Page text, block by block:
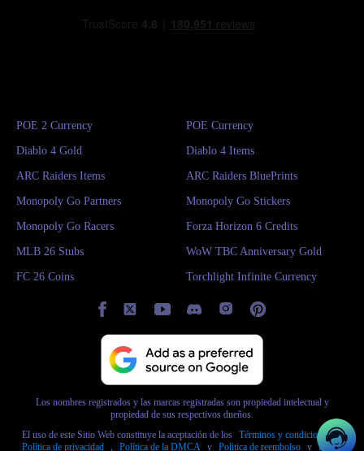
POE 2 Currency POE Currency
Diablo 4 Gold Diablo 4 Items
ARC Raiders Items ARC Raiders BluePrints
Monopoly Go Partners Monopoly Go Stickers
Monopoly Go Racers Forza Horizon 6 Credits
MLB 26 Stubs WoW TBC Anniversary Gold
FC 26 Coins Torchlight Infinite Currency
Los nombres registrados y las marcas registradas son propiedad intelectual y
propiedad de sus respectivos dueños.
El uso de este Sitio Web constituye la aceptación de los Términos y condiciones y
Política de privacidad
, Política de la DMCA y Politica de reembolso y Política